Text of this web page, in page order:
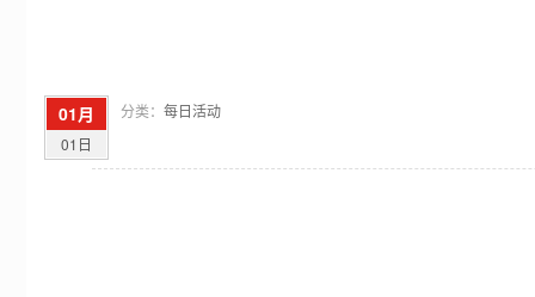
01月
01日
分类： 每日活动